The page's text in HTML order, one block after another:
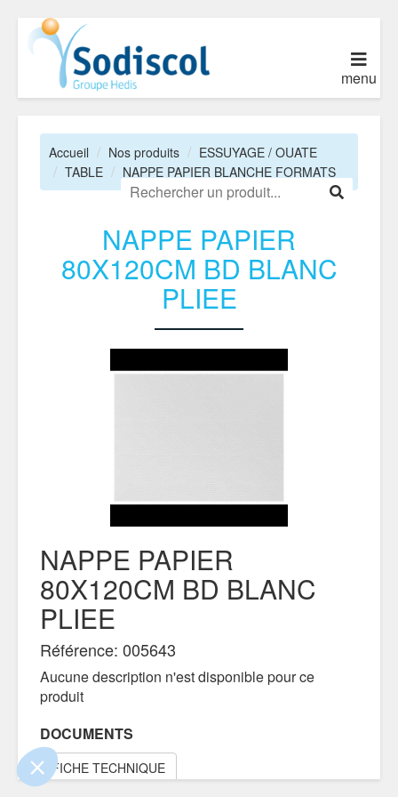
le contenu de ce site vous intéresse
certifiés par
Je choisis OK pour moi
menu
Accueil Nos produits
ESSUYAGE / OUATE
TABLE
NAPPE PAPIER BLANCHE FORMATS
NAPPE PAPIER
80X120CM BD BLANC
PLIEE
NAPPE PAPIER
80X120CM BD BLANC
PLIEE
Référence: 005643
Aucune description n'est disponible pour ce
produit
DOCUMENTS
FICHE TECHNIQUE